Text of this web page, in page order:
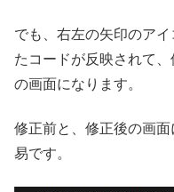
でも、右左の矢印のア
たコードが反映されて
の画面になります。
修正前と、修正後の画
易です。